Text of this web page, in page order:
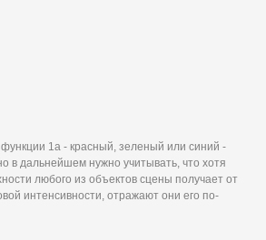
1а - красный, зеленый или синий -
в дальнейшем нужно учитывать, что хотя
любого из объектов сцены получает от
интенсивности, отражают они его по-